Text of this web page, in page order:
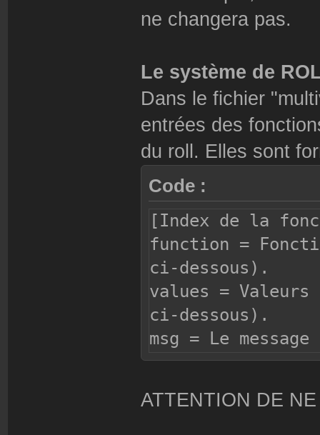
ne changera pas.
Le système de
Dans le fichier
entrées des
du roll. Elles sont
Code :
[Index de la
function =
ci-dessous).
values =
ci-dessous).
msg = Le
cette fonction.
(win=Avantage,
ATTENTION DE